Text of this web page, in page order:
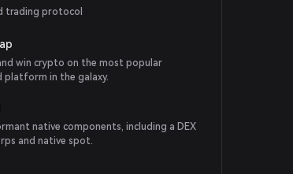
trading protocol
win crypto on the most popular
platform in the galaxy.
native components, including a DEX
and native spot.